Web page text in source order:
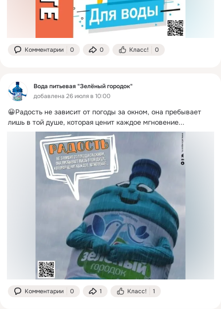
Комментарии 0 0 Класс! 0
Вода питьевая "Зелёный городок"
добавлена 26 июля в 10:00
😀Радость не зависит от погоды за окном, она пребывает
лишь в той душе, которая ценит каждое мгновение...
Комментарии 0 1 Класс! 1